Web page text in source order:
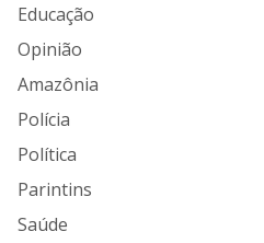
Educação
Opinião
Amazônia
Polícia
Política
Parintins
Saúde